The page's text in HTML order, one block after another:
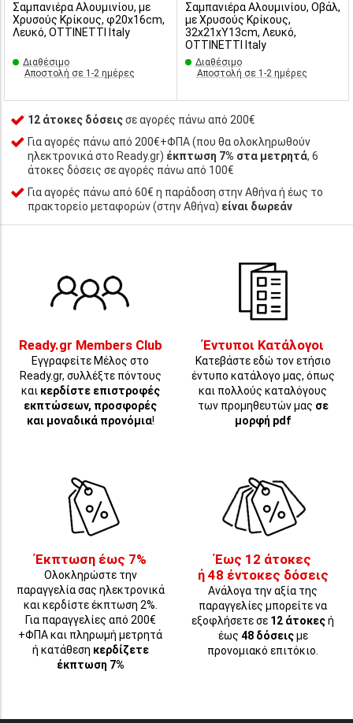
Σαμπανιέρα Αλουμινίου, με
Χρυσούς Κρίκους, φ20x16cm,
Λευκό, OTTINETTI Italy
Διαθέσιμο
Αποστολή σε 1-2 ημέρες
Σαμπανιέρα Αλουμινίου, Οβάλ,
με Χρυσούς Κρίκους,
32x21xΥ13cm, Λευκό,
OTTINETTI Italy
Διαθέσιμο
Αποστολή σε 1-2 ημέρες
12 άτοκες δόσειςσε αγορές πάνω από 200€
Για αγορές πάνω από 200€+ΦΠΑ (που θα ολοκληρωθούν
ηλεκτρονικά στο Ready.gr) έκπτωση 7% στα μετρητά, 6
άτοκες δόσεις σε αγορές πάνω από 100€
Για αγορές πάνω από 60€ η παράδοση στην Αθήνα ή έως το
πρακτορείο μεταφορών (στην Αθήνα) είναι δωρεάν
Ready.gr Members Club
Εγγραφείτε Μέλος στο
Ready.gr, συλλέξτε πόντους
και κερδίστε επιστροφές
εκπτώσεων, προσφορές
και μοναδικά προνόμια!
Έντυποι Κατάλογοι
Κατεβάστε εδώ τον ετήσιο
έντυπο κατάλογο μας, όπως
και πολλούς καταλόγους
των προμηθευτών μας σε
μορφή pdf
Έκπτωση έως 7%
Ολοκληρώστε την
παραγγελία σας ηλεκτρονικά
και κερδίστε έκπτωση 2%.
Για παραγγελίες από 200€
+ΦΠΑ και πληρωμή μετρητά
ή κατάθεση κερδίζετε
έκπτωση 7%
Έως 12 άτοκες
ή 48 έντοκες δόσεις
Ανάλογα την αξία της
παραγγελίες μπορείτε να
εξοφλήσετε σε 12 άτοκεςή
έως 48 δόσειςμε
προνομιακό επιτόκιο.